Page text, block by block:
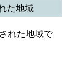
た地域
れた地域で